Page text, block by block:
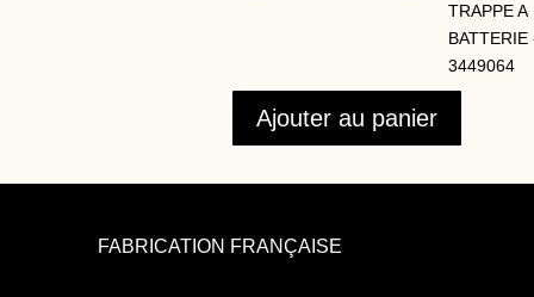
TRAPPE A
BATTERIE
3449064
Ajouter au panier
FABRICATION FRANÇAISE